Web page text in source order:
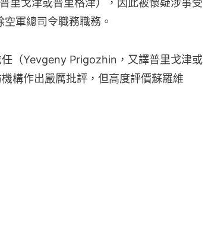
軍總司令職務職務。
任（Yevgeny Prigozhin，又譯普里戈津或
構作出嚴厲批評，但高度評價蘇羅維